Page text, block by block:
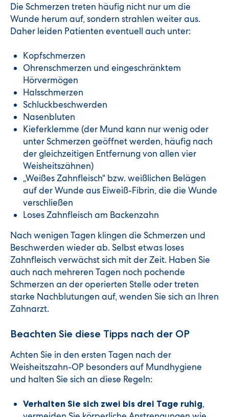
Die Schmerzen treten häufig nicht nur um die
Wunde herum auf, sondern strahlen weiter aus.
Daher leiden Patienten eventuell auch unter:
Kopfschmerzen
Ohrenschmerzen und eingeschränktem
Hörvermögen
Halsschmerzen
Schluckbeschwerden
Nasenbluten
Kieferklemme (der Mund kann nur wenig oder
unter Schmerzen geöffnet werden, häufig nach
der gleichzeitigen Entfernung von allen vier
Weisheitszähnen)
„Weißes Zahnfleisch“ bzw. weißlichen Belägen
auf der Wunde aus Eiweiß-Fibrin, die die Wunde
verschließen
Loses Zahnfleisch am Backenzahn
Nach wenigen Tagen klingen die Schmerzen und
Beschwerden wieder ab. Selbst etwas loses
Zahnfleisch verwächst sich mit der Zeit. Haben Sie
auch nach mehreren Tagen noch pochende
Schmerzen an der operierten Stelle oder treten
starke Nachblutungen auf, wenden Sie sich an Ihren
Zahnarzt.
Beachten Sie diese Tipps nach der OP
Achten Sie in den ersten Tagen nach der
Weisheitszahn-OP besonders auf Mundhygiene
und halten Sie sich an diese Regeln:
Verhalten Sie sich zwei bis drei Tage ruhig,